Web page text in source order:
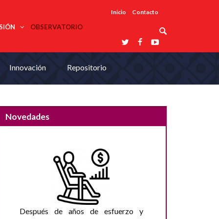
Inicio Contacto
Asociaciones
profesionales
Grupos de
Laboratorios
Reconoce
Universidad
De México
En Su 475
OBSERVATORIO
Innovación Repositorio
Novedades
Después de años de esfuerzo y